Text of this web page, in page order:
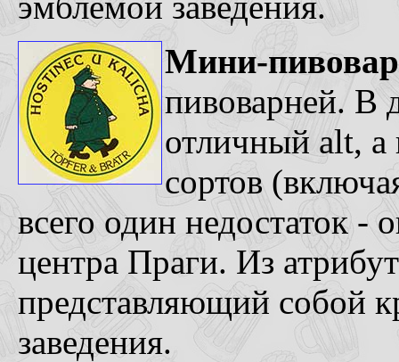
Мини-
пивоварней. В
отличный alt, а
сортов
всего один недостаток -
центра Праги. Из
представляющий собой
заведения.